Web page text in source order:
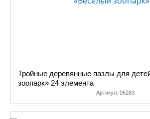
Тройные деревянные пазлы для
зоопарк» 24 элемента
Артикул: 05263